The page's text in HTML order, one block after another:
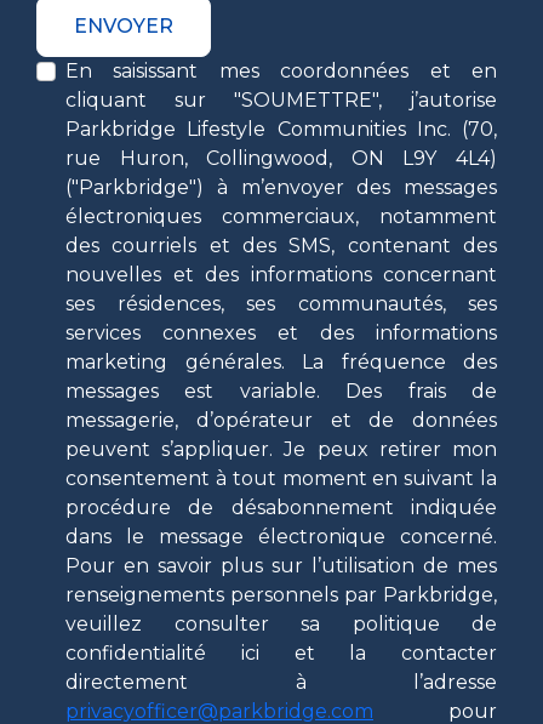
ENVOYER
En saisissant mes coordonnées et en
cliquant sur "SOUMETTRE", j’autorise
Parkbridge Lifestyle Communities Inc. (70,
rue Huron, Collingwood, ON L9Y 4L4)
("Parkbridge") à m’envoyer des messages
électroniques commerciaux, notamment
des courriels et des SMS, contenant des
nouvelles et des informations concernant
ses résidences, ses communautés, ses
services connexes et des informations
marketing générales. La fréquence des
messages est variable. Des frais de
messagerie, d’opérateur et de données
peuvent s’appliquer. Je peux retirer mon
consentement à tout moment en suivant la
procédure de désabonnement indiquée
dans le message électronique concerné.
Pour en savoir plus sur l’utilisation de mes
renseignements personnels par Parkbridge,
veuillez consulter sa politique de
confidentialité ici et la contacter
directement à l’adresse
privacyofficer@parkbridge.com pour